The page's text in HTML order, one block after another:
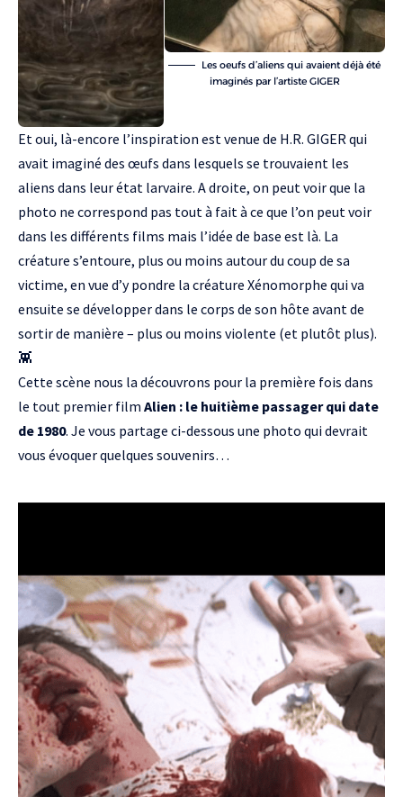
Les oeufs d’aliens qui avaient déjà été
imaginés par l’artiste GIGER
Et oui, là-encore l’inspiration est venue de H.R. GIGER qui
avait imaginé des œufs dans lesquels se trouvaient les
aliens dans leur état larvaire. A droite, on peut voir que la
photo ne correspond pas tout à fait à ce que l’on peut voir
dans les différents films mais l’idée de base est là. La
créature s’entoure, plus ou moins autour du coup de sa
victime, en vue d’y pondre la créature Xénomorphe qui va
ensuite se développer dans le corps de son hôte avant de
sortir de manière – plus ou moins violente (et plutôt plus).
👾
Cette scène nous la découvrons pour la première fois dans
le tout premier film Alien : le huitième passager qui date
de 1980. Je vous partage ci-dessous une photo qui devrait
vous évoquer quelques souvenirs…